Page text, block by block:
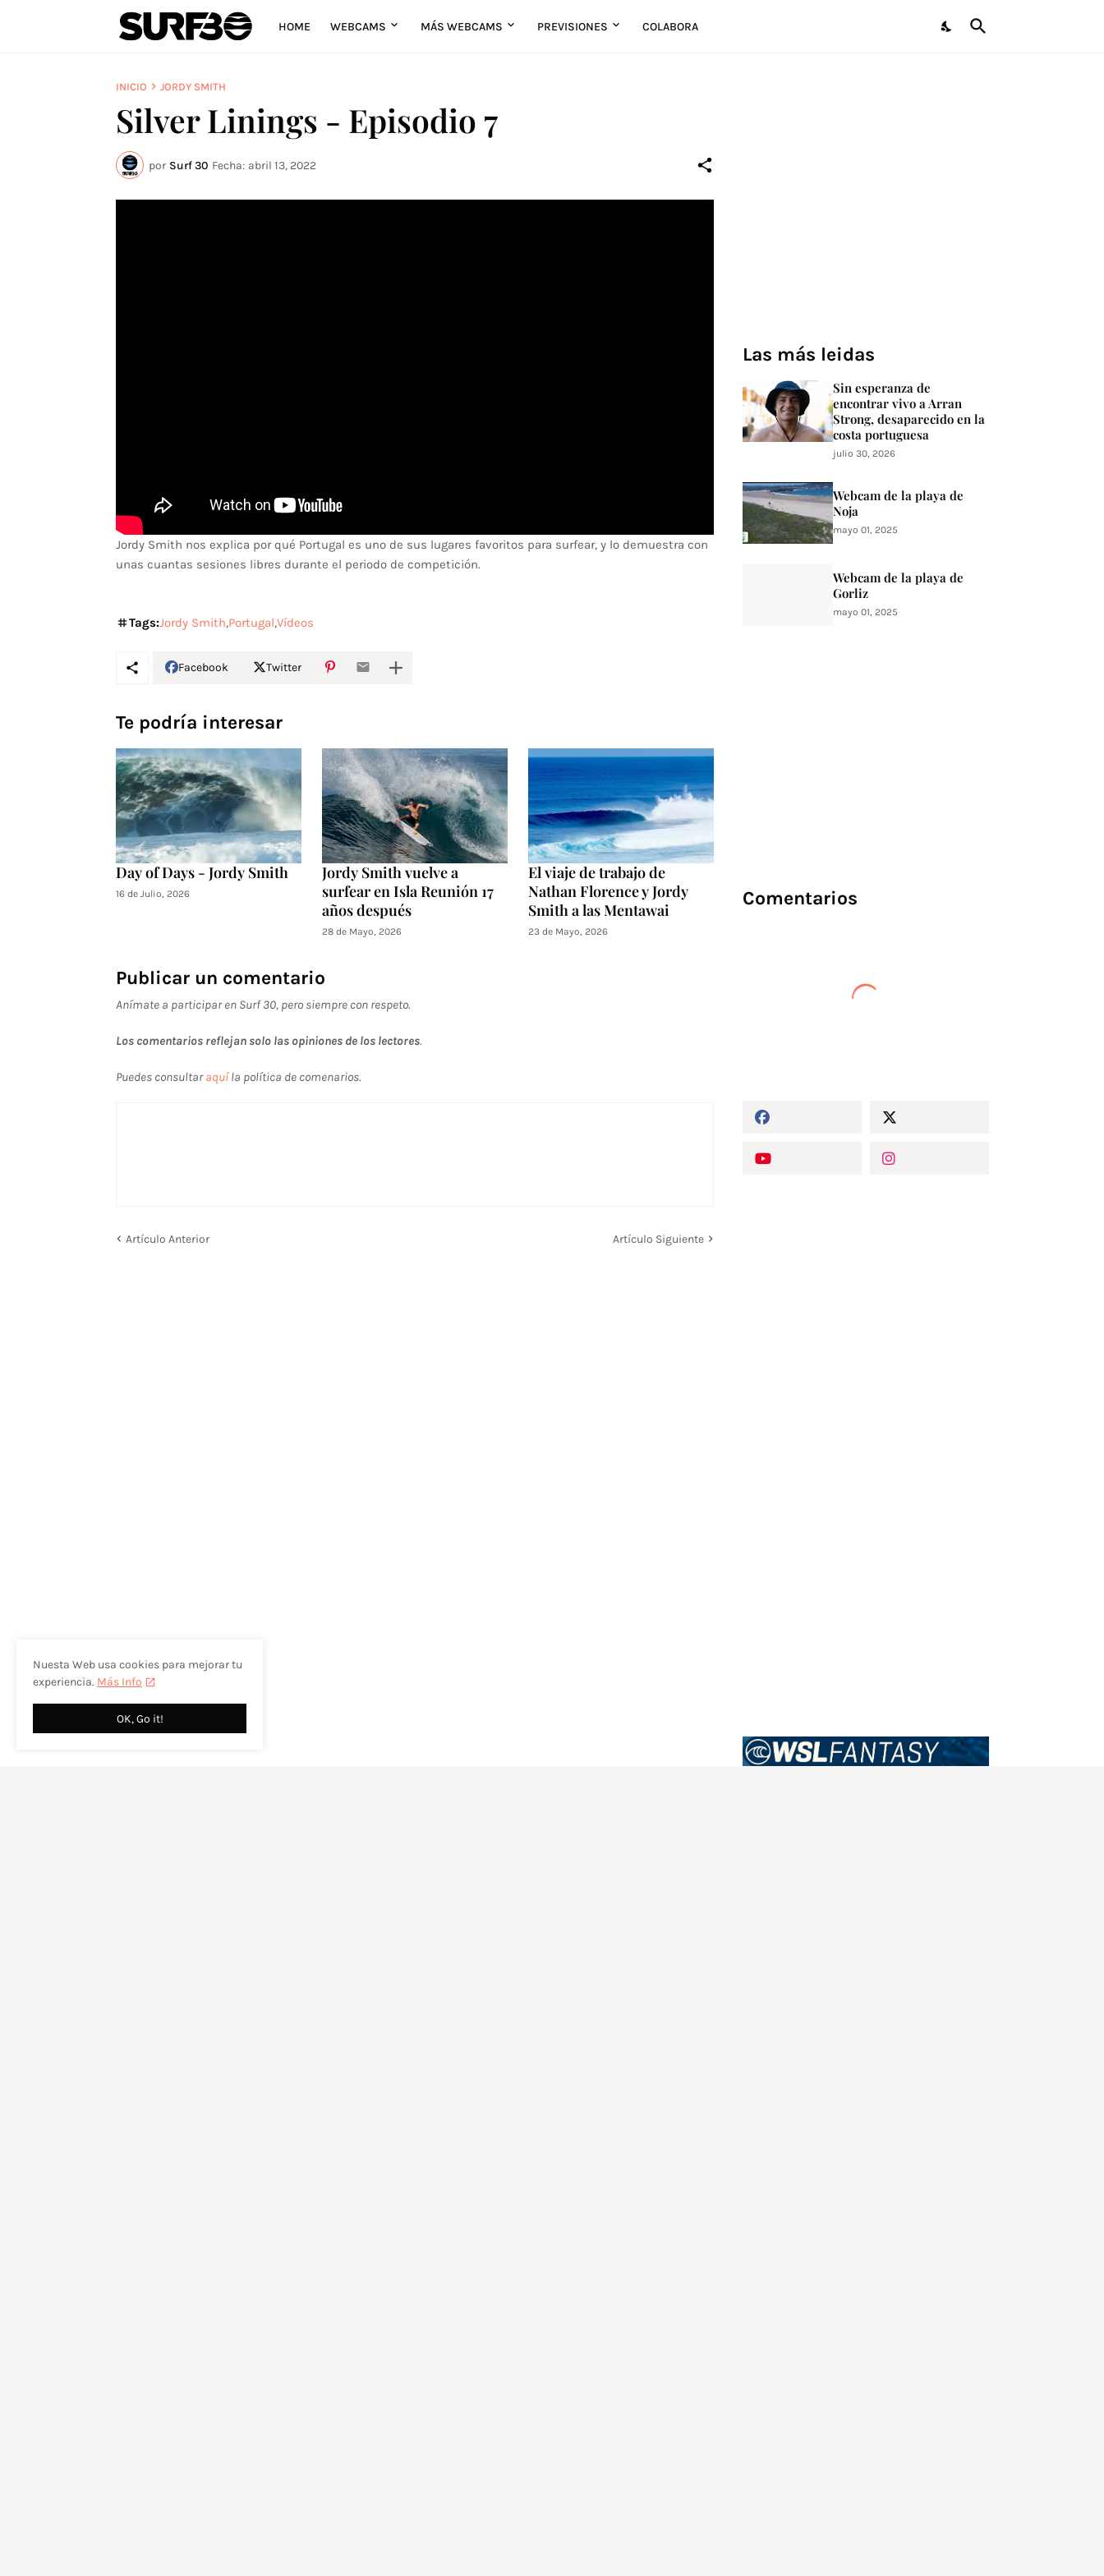
HOME WEBCAMS MÁS WEBCAMS PREVISIONES COLABORA
INICIO JORDY SMITH
Silver Linings - Episodio 7
por Surf 30 Fecha: abril 13, 2022
Jordy Smith nos explica por qué Portugal es uno de sus lugares favoritos para surfear, y lo demuestra con
unas cuantas sesiones libres durante el periodo de competición.
Tags:Jordy SmithPortugalVídeos
Facebook Twitter
Te podría interesar
Day of Days - Jordy Smith
16 de Julio, 2026
Jordy Smith vuelve a
surfear en Isla Reunión 17
años después
28 de Mayo, 2026
El viaje de trabajo de
Nathan Florence y Jordy
Smith a las Mentawai
23 de Mayo, 2026
Publicar un comentario
Anímate a participar en Surf 30, pero siempre con respeto.
Los comentarios reflejan solo las opiniones de los lectores.
Puedes consultaraquíla política de comenarios.
Artículo Anterior Artículo Siguiente
Las más leidas
Sin esperanza de
encontrar vivo a Arran
Strong, desaparecido en la
costa portuguesa
julio 30, 2026
Webcam de la playa de
Noja
mayo 01, 2025
Webcam de la playa de
Gorliz
mayo 01, 2025
Comentarios
Nuesta Web usa cookies para mejorar tu
experiencia. Más Info
OK, Go it!